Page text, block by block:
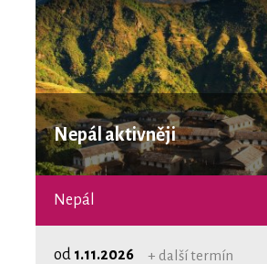
Nepál aktivněji
Nepál
od 1.11.2026 + další termín